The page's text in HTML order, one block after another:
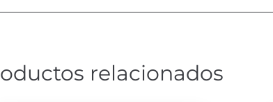
relacionados